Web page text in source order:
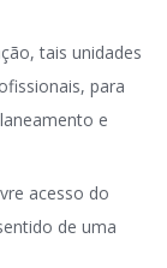
tais unidades
para
e
acesso do
de uma